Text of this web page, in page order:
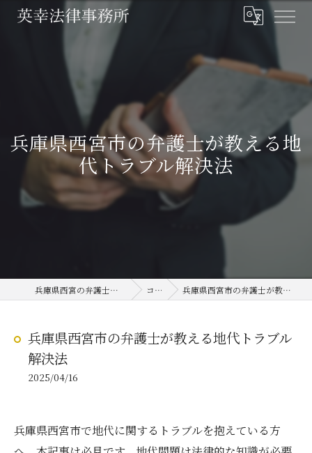
兵庫県西宮市の弁護士が教える地
代トラブル解決法
兵庫県西宮の弁護士なら英幸法律事務所 コラム 兵庫県西宮市の弁護士が教える地代トラブル解決法
兵庫県西宮市の弁護士が教える地代トラブル
解決法
2025/04/16
兵庫県西宮市で地代に関するトラブルを抱えている方